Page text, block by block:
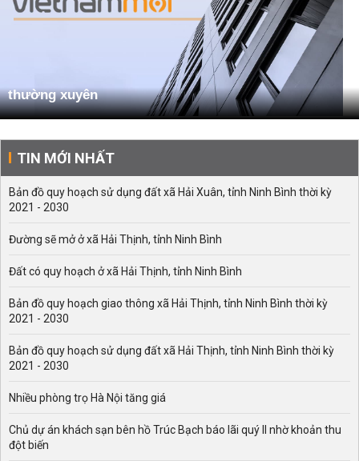
thường xuyên
TIN MỚI NHẤT
Bản đồ quy hoạch sử dụng đất xã Hải Xuân, tỉnh Ninh Bình thời kỳ
2021 - 2030
Đường sẽ mở ở xã Hải Thịnh, tỉnh Ninh Bình
Đất có quy hoạch ở xã Hải Thịnh, tỉnh Ninh Bình
Bản đồ quy hoạch giao thông xã Hải Thịnh, tỉnh Ninh Bình thời kỳ
2021 - 2030
Bản đồ quy hoạch sử dụng đất xã Hải Thịnh, tỉnh Ninh Bình thời kỳ
2021 - 2030
Nhiều phòng trọ Hà Nội tăng giá
Chủ dự án khách sạn bên hồ Trúc Bạch báo lãi quý II nhờ khoản thu
đột biến